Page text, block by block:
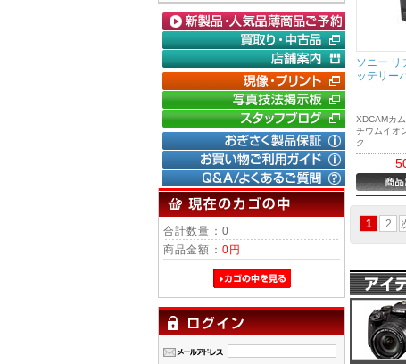
｜
フイル
｜SONY
合計数量：0
商品金額： 0円
ソニー リ
ッテリー
XDCAMカ
チウムイオ
ク
充電にはバ
ャー BC-
ご使用くだ
※ 製品保証
1 2